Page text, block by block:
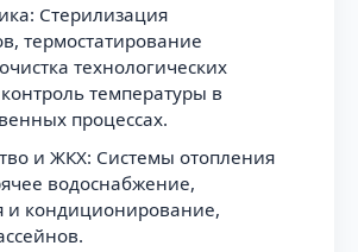
Стерилизация
термостатирование
технологических
температуры в
процессах.
и ЖКХ: Системы отопления
водоснабжение,
и кондиционирование,